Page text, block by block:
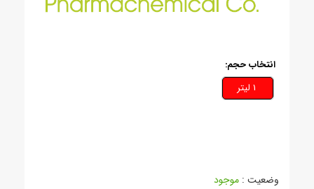
انتخاب حجم:
وضعیت : موجود